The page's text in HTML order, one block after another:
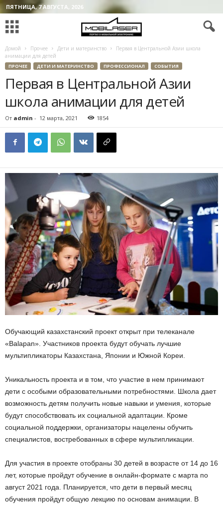
ПЯТНИЦА, 7 АВГУСТА, 2026
Домой Прочее Дети и материнство
Первая в Центральной Азии школа
анимации для детей
ПРОЧЕЕ ДЕТИ И МАТЕРИНСТВО ПРОФЕССИОНАЛ СОБЫТИЯ
Первая в Центральной Азии
школа анимации для детей
От admin - 12 марта, 2021 1854
Обучающий казахстанский проект открыт при телеканале
«Balapan». Участников проекта будут обучать лучшие
мультипликаторы Казахстана, Японии и Южной Кореи.
Уникальность проекта и в том, что участие в нем принимают
дети с особыми образовательными потребностями. Школа дает
возможность детям получить новые навыки и умения, которые
будут способствовать их социальной адаптации. Кроме
социальной поддержки, организаторы нацелены обучить
специалистов, востребованных в сфере мультипликации.
Для участия в проекте отобраны 30 детей в возрасте от 14 до 16
лет, которые пройдут обучение в онлайн-формате с марта по
август 2021 года. Планируется, что дети в первый месяц
обучения пройдут общую лекцию по основам анимации. В